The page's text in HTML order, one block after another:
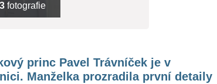
3 fotografie
princ Pavel Trávníček je v
Manželka prozradila první detaily